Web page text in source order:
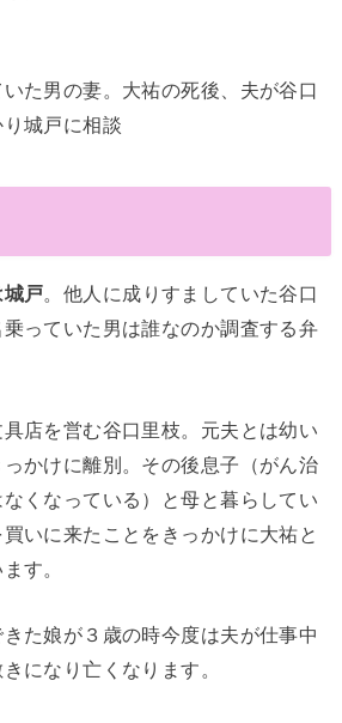
た男の妻。大祐の死後、夫が谷口
城戸に相談
戸。他人に成りすましていた谷口
っていた男は誰なのか調査する弁
店を営む谷口里枝。元夫とは幼い
かけに離別。その後息子（がん治
くなっている）と母と暮らしてい
いに来たことをきっかけに大祐と
す。
た娘が３歳の時今度は夫が仕事中
になり亡くなります。